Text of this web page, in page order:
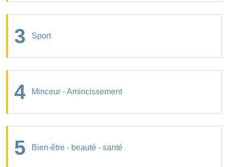
3 Sport
4 Minceur - Amincissement
5 Bien-être - beauté - santé